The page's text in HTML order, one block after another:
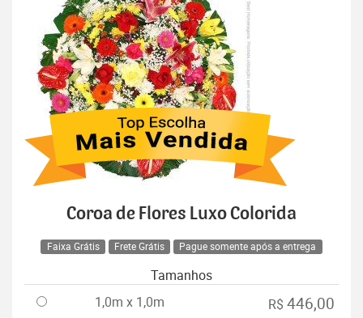
Coroa de Flores Luxo Colorida
Faixa Grátis Frete Grátis Pague somente após a entrega
Tamanhos
1,0m x 1,0m
R$ 446,00